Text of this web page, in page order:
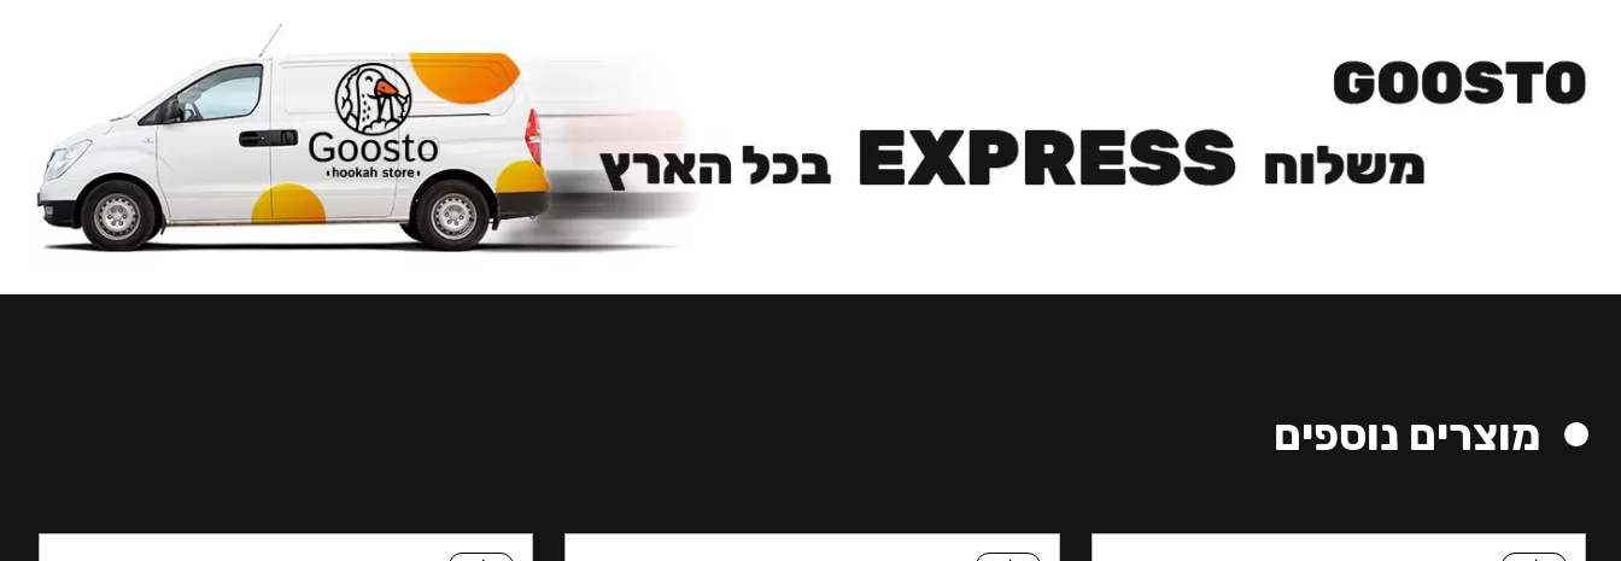
מוצרים נוספים